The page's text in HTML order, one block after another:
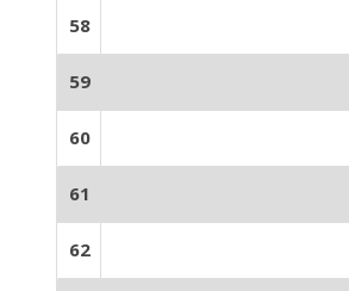
58
59
60
61
62